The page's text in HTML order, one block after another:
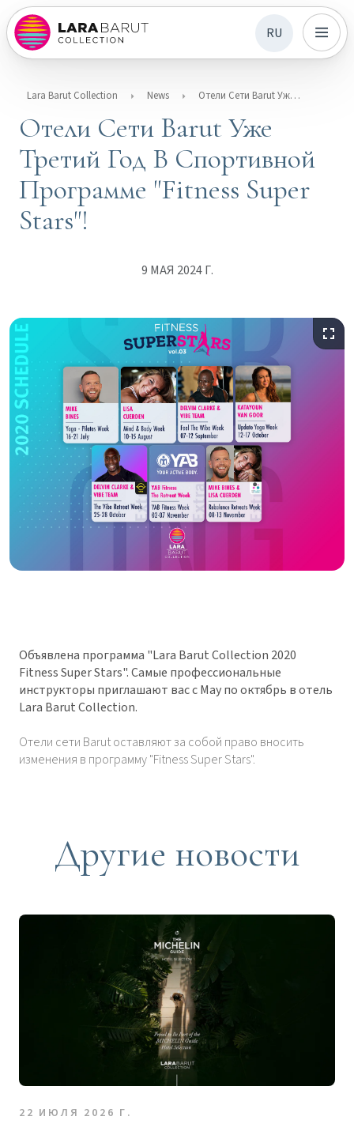
RU
Lara Barut Collection News Отели Сети Barut Уже Третий Год В Спортивной Программе "Fitness Super Stars"!
Отели Сети Barut Уже
Третий Год В Спортивной
Программе "Fitness Super
Stars"!
9 МАЯ 2024 Г.
Объявлена программа "Lara Barut Collection 2020
Fitness Super Stars". Самые профессиональные
инструкторы приглашают вас с May по октябрь в отель
Lara Barut Collection.
Отели сети Barut оставляют за собой право вносить
изменения в программу "Fitness Super Stars".
Другие новости
22 ИЮЛЯ 2026 Г.